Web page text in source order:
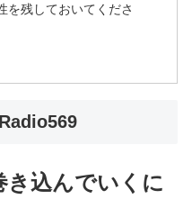
を残しておいてくださ
き込んでいくに